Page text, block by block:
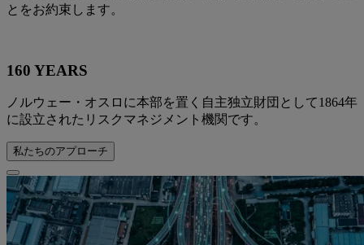
とをお約束します。
160 YEARS
ノルウェー・オスロに本部を置く自主独立財団として1864年
に設立されたリスクマネジメント機関です。
私たちのアプローチ